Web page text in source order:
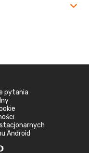
pytania
Android